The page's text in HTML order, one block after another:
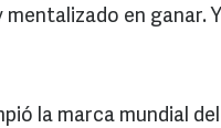
mentalizado en ganar.
la marca mundial